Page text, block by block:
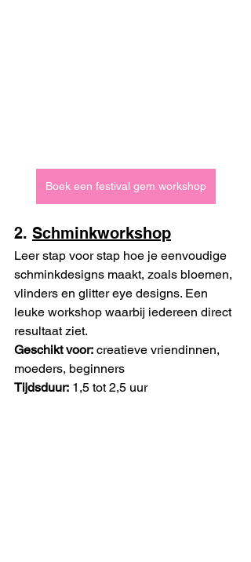
Boek een festival gem workshop
2. Schminkworkshop
Leer stap voor stap hoe je eenvoudige
schminkdesigns maakt, zoals bloemen,
vlinders en glitter eye designs. Een
leuke workshop waarbij iedereen direct
resultaat ziet.
Geschikt voor: creatieve vriendinnen,
moeders, beginners
Tijdsduur: 1,5 tot 2,5 uur